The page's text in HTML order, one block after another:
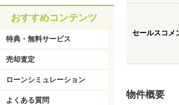
セールスコメ
物件概要
おすすめコンテンツ
特典・無料サービス
売却査定
ローンシミュレーション
よくある質問